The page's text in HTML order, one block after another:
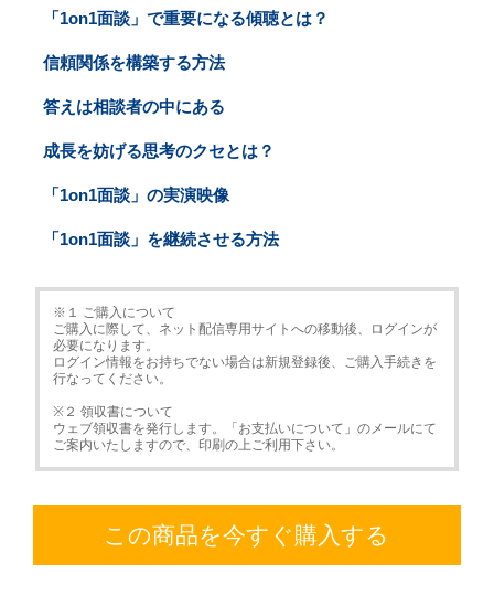
「1on1面談」で重要になる傾聴とは？
信頼関係を構築する方法
答えは相談者の中にある
成長を妨げる思考のクセとは？
「1on1面談」の実演映像
「1on1面談」を継続させる方法
※１ ご購入について
ご購入に際して、ネット配信専用サイトへの移動後、ログインが
必要になります。
ログイン情報をお持ちでない場合は新規登録後、ご購入手続きを
行なってください。
※２ 領収書について
ウェブ領収書を発行します。「お支払いについて」のメールにて
ご案内いたしますので、印刷の上ご利用下さい。
この商品を今すぐ購入する